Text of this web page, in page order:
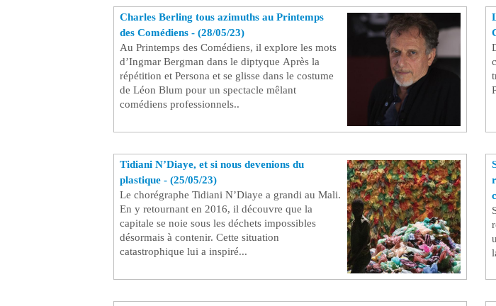
Charles Berling tous azimuths au Printemps
des Comédiens - (28/05/23)
Au Printemps des Comédiens, il explore les mots
d’Ingmar Bergman dans le diptyque Après la
répétition et Persona et se glisse dans le costume
de Léon Blum pour un spectacle mêlant
comédiens professionnels..
Tidiani N’Diaye, et si nous devenions du
plastique - (25/05/23)
Le chorégraphe Tidiani N’Diaye a grandi au Mali.
En y retournant en 2016, il découvre que la
capitale se noie sous les déchets impossibles
désormais à contenir. Cette situation
catastrophique lui a inspiré...